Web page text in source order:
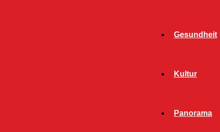
Gesundheit
Kultur
Panorama
Ungewöhnliche Geräusche rufen Polizei auf